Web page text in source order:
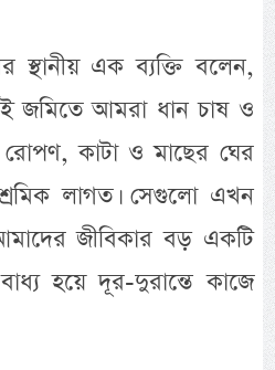
স্থানীয় এক ব্যক্তি বলেন,
জমিতে আমরা ধান চাষ ও
রোপণ, কাটা ও মাছের ঘের
লাগত। সেগুলো এখন
জীবিকার বড় একটি
হয়ে দূর-দুরান্তে কাজে